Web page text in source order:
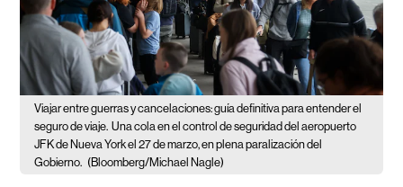
Viajar entre guerras y cancelaciones: guía definitiva para entender el
seguro de viaje. Una cola en el control de seguridad del aeropuerto
JFK de Nueva York el 27 de marzo, en plena paralización del
Gobierno. (Bloomberg/Michael Nagle)